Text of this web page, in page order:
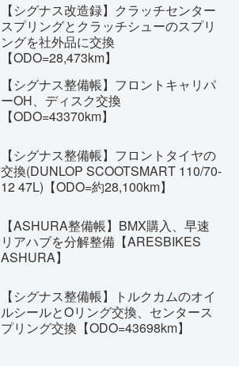
【シグナス改造録】クラッチセンター
スプリングとクラッチシューのスプリ
ングを社外品に交換
【ODO=28,473km】
【シグナス整備帳】フロントキャリパ
ーOH、ディスク交換
【ODO=43370km】
【シグナス整備帳】フロントタイヤの
交換(DUNLOP SCOOTSMART 110/70-
12 47L)【ODO=約28,100km】
【ASHURA整備帳】BMX購入、早速
リアハブを分解整備【ARESBIKES
ASHURA】
【シグナス整備帳】トルクカムのオイ
ルシールとOリング交換、センタース
プリング交換【ODO=43698km】